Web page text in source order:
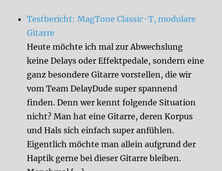
Testbericht: MagTone Classic-T, modulare
Gitarre
Heute möchte ich mal zur Abwechslung
keine Delays oder Effektpedale, sondern eine
ganz besondere Gitarre vorstellen, die wir
vom Team DelayDude super spannend
finden. Denn wer kennt folgende Situation
nicht? Man hat eine Gitarre, deren Korpus
und Hals sich einfach super anfühlen.
Eigentlich möchte man allein aufgrund der
Haptik gerne bei dieser Gitarre bleiben.